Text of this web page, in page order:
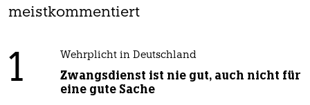
meistkommentiert
1 Wehrplicht in Deutschland
Zwangsdienst ist nie gut, auch nicht für
eine gute Sache